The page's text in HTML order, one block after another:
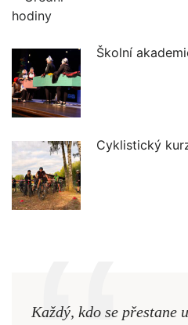
Školní
Cyklistický
Každý, kdo se přestane